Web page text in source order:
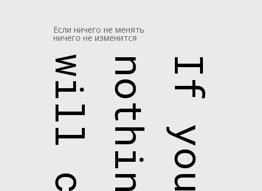
Если ничего не менять
ничего не изменится